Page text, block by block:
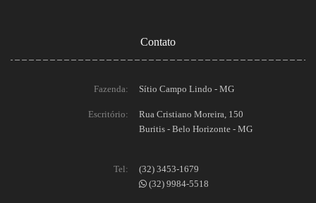
Contato
Fazenda: Sítio Campo Lindo - MG
Escritório:
Rua Cristiano Moreira, 150
Buritis - Belo Horizonte - MG
Tel:
(32) 3453-1679
(32) 9984-5518